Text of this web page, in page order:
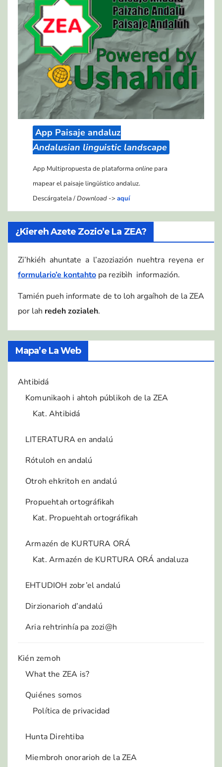
App Paisaje andaluz
Andalusian linguistic landscape
App Multipropuesta de plataformaonline para
mapear el paisaje lingüístico andaluz.
Descárgatela /Download ->aquí
¿Kiereh Azete Zozio’e La ZEA?
Zi’hkiéh ahuntate a l’azoziazión nuehtra reyena er
formulario’e kontahto pa rezibìh informazión.
Tamién pueh informate de to loh argaíhoh de la ZEA
por lah redeh zozialeh.
Mapa’e La Web
Ahtibidá
Komunikaoh i ahtoh públikoh de la ZEA
Kat. Ahtibidá
LITERATURA en andalú
Rótuloh en andalú
Otroh ehkritoh en andalú
Propuehtah ortográfikah
Kat. Propuehtah ortográfikah
Armazén de KURTURA ORÁ
Kat. Armazén de KURTURA ORÁ andaluza
EHTUDIOH zobr’el andalú
Dirzionarioh d’andalú
Aria rehtrinhía pa zozi@h
Kién zemoh
What the ZEA is?
Quiénes somos
Política de privacidad
Hunta Direhtiba
Miembroh onorarioh de la ZEA